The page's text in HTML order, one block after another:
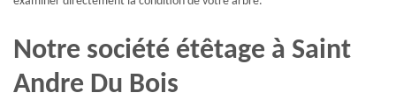
Notre société étêtage à Saint
Andre Du Bois